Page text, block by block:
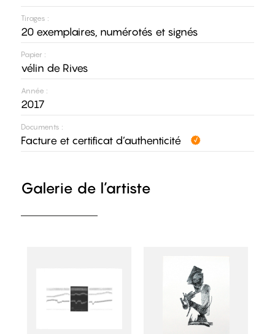
Tirages :
20 exemplaires, numérotés et signés
Papier :
vélin de Rives
Année :
2017
Documents :
Facture et certificat d’authenticité
Galerie de l’artiste